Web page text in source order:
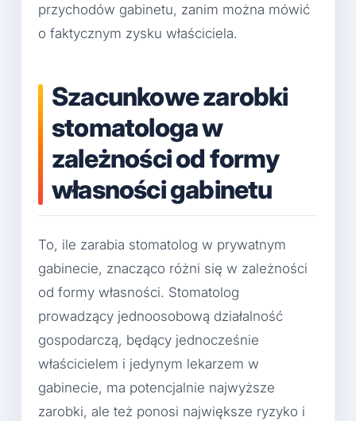
przychodów gabinetu, zanim można mówić
o faktycznym zysku właściciela.
Szacunkowe zarobki
stomatologa w
zależności od formy
własności gabinetu
To, ile zarabia stomatolog w prywatnym
gabinecie, znacząco różni się w zależności
od formy własności. Stomatolog
prowadzący jednoosobową działalność
gospodarczą, będący jednocześnie
właścicielem i jedynym lekarzem w
gabinecie, ma potencjalnie najwyższe
zarobki, ale też ponosi największe ryzyko i